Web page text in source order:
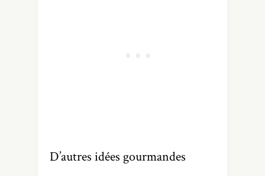
D’autres idées gourmandes